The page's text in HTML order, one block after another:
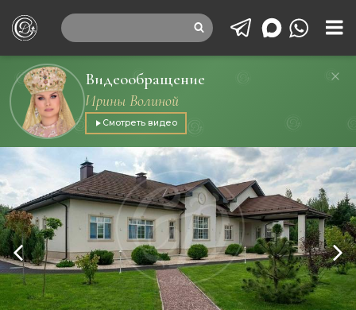
Видеообращение
Ирины Волиной
Смотреть видео